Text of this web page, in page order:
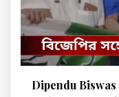
Dipendu Biswas :